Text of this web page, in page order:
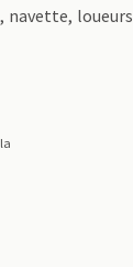
navette, loueurs